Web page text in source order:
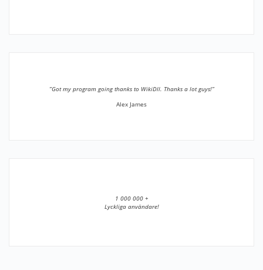
”Got my program going thanks to WikiDll. Thanks a lot guys!”
Alex James
1 000 000 +
Lyckliga användare!